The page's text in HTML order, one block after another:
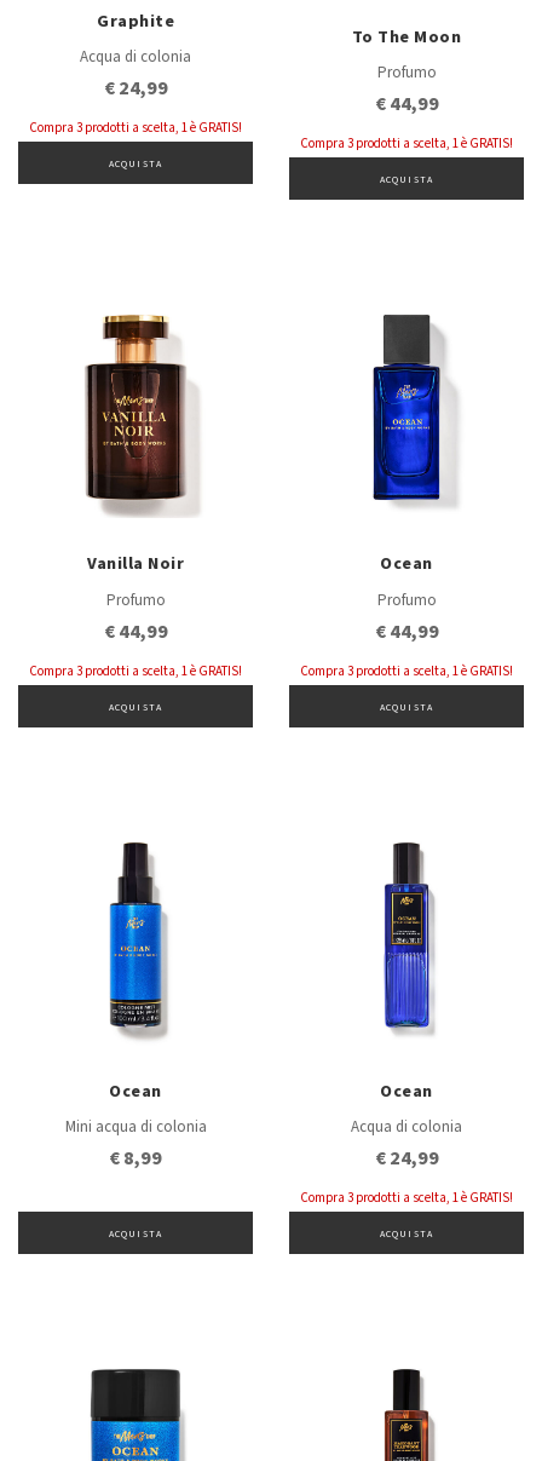
Graphite
Acqua di colonia
€ 24,99
Compra 3 prodotti a scelta, 1 è GRATIS!
ACQUISTA
To The Moon
Profumo
€ 44,99
Compra 3 prodotti a scelta, 1 è GRATIS!
ACQUISTA
Vanilla Noir
Profumo
€ 44,99
Compra 3 prodotti a scelta, 1 è GRATIS!
ACQUISTA
Ocean
Profumo
€ 44,99
Compra 3 prodotti a scelta, 1 è GRATIS!
ACQUISTA
Ocean
Mini acqua di colonia
€ 8,99
ACQUISTA
Ocean
Acqua di colonia
€ 24,99
Compra 3 prodotti a scelta, 1 è GRATIS!
ACQUISTA